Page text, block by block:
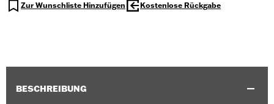
Zur Wunschliste Hinzufügen Kostenlose Rückgabe
BESCHREIBUNG